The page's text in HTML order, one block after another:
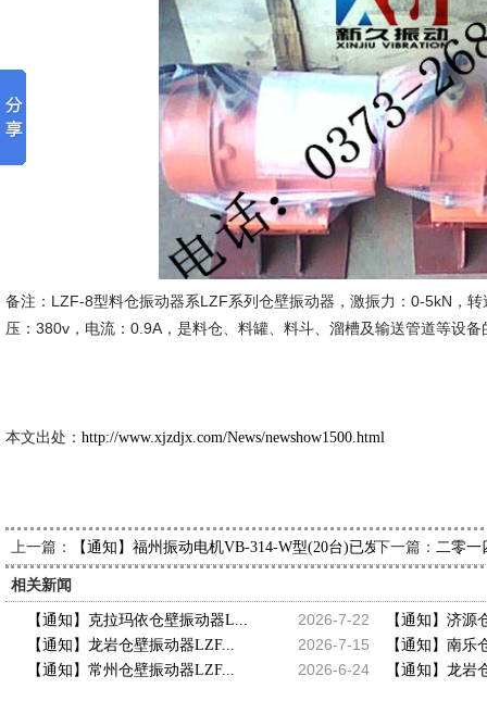
备注：LZF-8型料仓振动器系LZF系列仓壁振动器，激振力：0-5kN，
压：380v，电流：0.9A，是料仓、料罐、料斗、溜槽及输送管道等设备
本文出处： http://www.xjzdjx.com/News/newshow1500.html
上一篇： 【通知】福州振动电机VB-314-W型(20台)已发出，请黄经理
下一篇： 二零一
相关新闻
2026-7-22
【通知】克拉玛依仓壁振动器L... 【通知】济源
2026-7-15
【通知】龙岩仓壁振动器LZF... 【通知】南乐
2026-6-24
【通知】常州仓壁振动器LZF... 【通知】龙岩